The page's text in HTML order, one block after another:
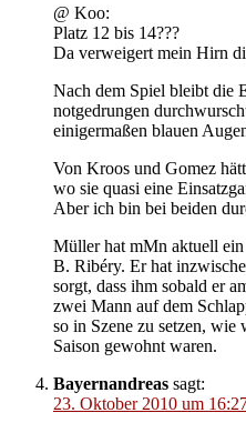
@ Koo:
Platz 12 bis 14???
Da verweigert mein Hirn
Nach dem Spiel bleibt die
notgedrungen
einigermaßen blauen
Von Kroos und Gomez
wo sie quasi eine
Aber ich bin bei beiden
Müller hat mMn aktuell
B. Ribéry. Er hat
sorgt, dass ihm sobald er
zwei Mann auf dem
so in Szene zu setzen, wie
Saison gewohnt waren.
Bayernandreas sagt:
23. Oktober 2010 um